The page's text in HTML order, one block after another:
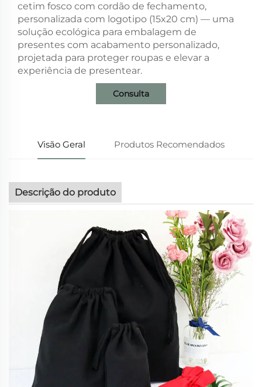
cetim fosco com cordão de fechamento,
personalizada com logotipo (15x20 cm) — uma
solução ecológica para embalagem de
presentes com acabamento personalizado,
projetada para proteger roupas e elevar a
experiência de presentear.
Consulta
Visão Geral Produtos Recomendados
Descrição do produto